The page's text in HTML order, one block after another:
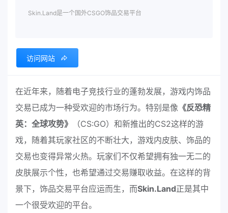
Skin.Land是一个国外CSGO饰品交易平台
访问网站
在近年来，随着电子竞技行业的蓬勃发展，游戏内饰品
交易已成为一种受欢迎的市场行为。特别是像 《反恐精
英：全球攻势》
（CS:GO）和新推出的CS2这样的游
戏，随着其玩家社区的不断壮大，游戏内皮肤、饰品的
交易也变得异常火热。玩家们不仅希望拥有独一无二的
皮肤展示个性，也希望通过交易赚取收益。在这样的背
景下，饰品交易平台应运而生，而Skin.Land正是其中
一个很受欢迎的平台。